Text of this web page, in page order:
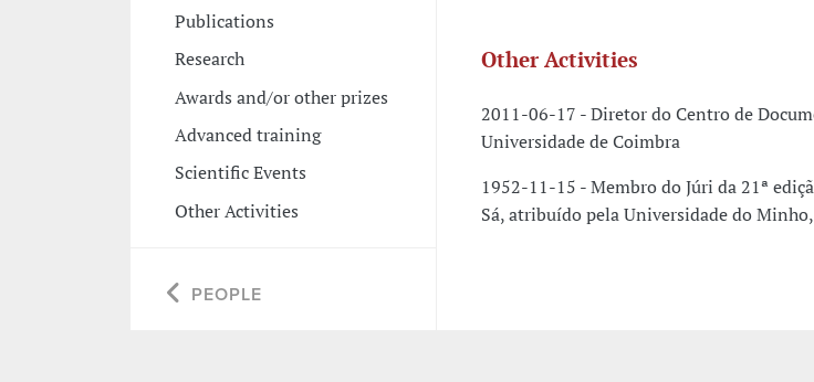
Publications
Research
Awards and/or other prizes
Advanced training
Scientific Events
Other Activities
PEOPLE
Other Activities
2011-06-17 - Diretor do Centro de
Universidade de Coimbra
1952-11-15 - Membro do Júri da 21ª
Sá, atribuído pela Universidade do